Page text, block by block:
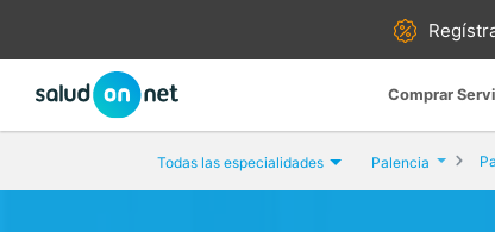
Comprar
Todas las especialidades Palencia